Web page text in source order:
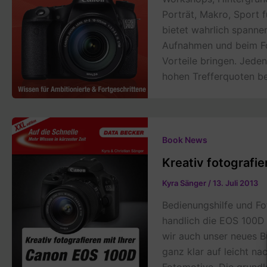
Porträt, Makro, Sport
bietet wahrlich
Aufnahmen und beim
Vorteile bringen.
hohen Trefferquoten
Book News
Kreativ
Kyra Sänger / 13. Juli 2013
Bedienungshilfe und
handlich die EOS
wir auch unser neues
ganz klar auf leicht